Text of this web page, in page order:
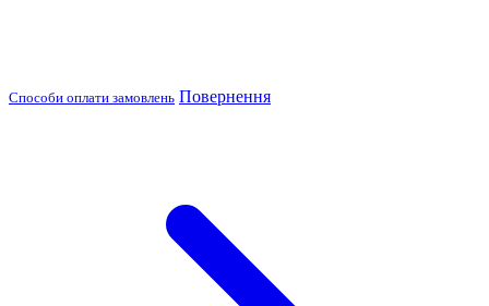
Способи оплати замовлень Повернення